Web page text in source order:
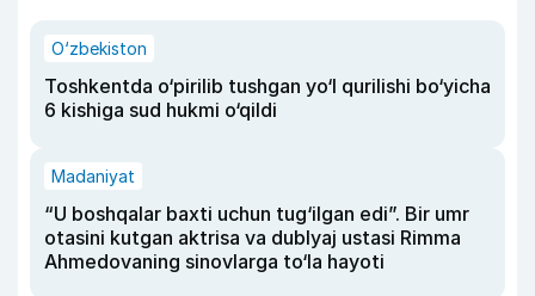
O‘zbekiston
Toshkentda o‘pirilib tushgan yo‘l qurilishi bo‘yicha
6 kishiga sud hukmi o‘qildi
Madaniyat
“U boshqalar baxti uchun tug‘ilgan edi”. Bir umr
otasini kutgan aktrisa va dublyaj ustasi Rimma
Ahmedovaning sinovlarga to‘la hayoti